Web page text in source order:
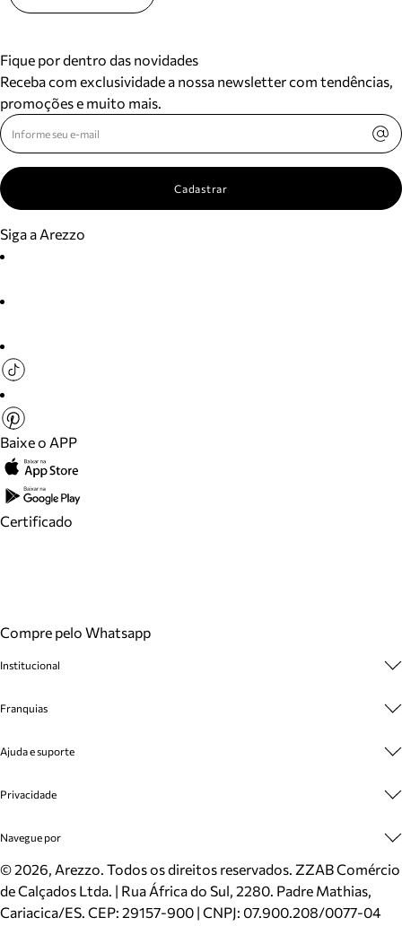
Fique por dentro das novidades
Receba com exclusividade a nossa newsletter com tendências,
promoções e muito mais.
Cadastrar
Siga a Arezzo
Baixe o APP
Certificado
Compre pelo Whatsapp
Institucional
Cashback
Venda Corporativa
Mapa do Site
Inverno
Mundo Arezzo
Franquias
Plano de Negócio
Ajuda e suporte
Cadastro
Meus Pedidos
Trocas e Devoluções
Cartão Presente
Localizador de lojas
Privacidade
Politica e Privacidade
Navegue por
Sapatos
Bolsas
Scarpins
©2026, Arezzo. Todos os direitos reservados. ZZAB Comércio
de Calçados Ltda. | Rua África do Sul, 2280. Padre Mathias,
Cariacica/ES. CEP: 29157-900 | CNPJ: 07.900.208/0077-04